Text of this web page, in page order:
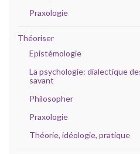
Praxologie
Théoriser
Epistémologie
La psychologie: dialectique
savant
Philosopher
Praxologie
Théorie, idéologie, pratique